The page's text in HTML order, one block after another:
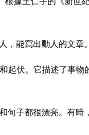
能寫出動人的文章
伏。它描述了事
子都很漂亮。有時